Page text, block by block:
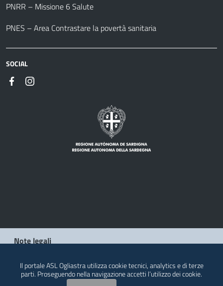
PNRR – Missione 6 Salute
PNES – Area Contrastare la povertà sanitaria
SOCIAL
Note legali
Contatti
Il portale ASL Ogliastra utilizza cookie tecnici, analytics e di terze
parti. Proseguendo nella navigazione accetti l’utilizzo dei cookie.